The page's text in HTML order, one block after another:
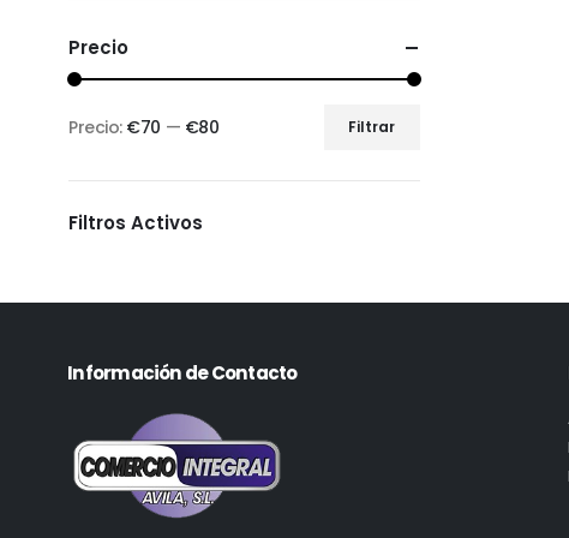
Precio
Filtrar
Precio: €70 — €80
Filtros Activos
Información de Contacto